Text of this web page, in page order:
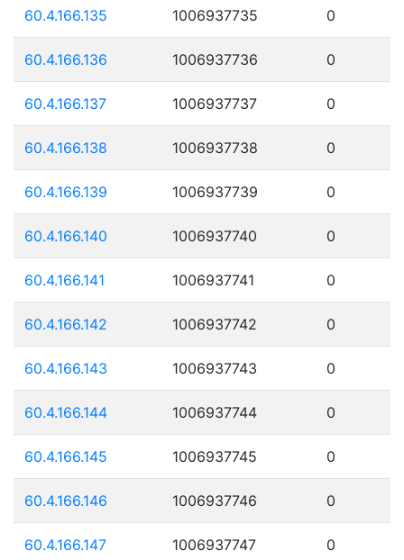
60.4.166.135 1006937735 0
60.4.166.136 1006937736 0
60.4.166.137 1006937737 0
60.4.166.138 1006937738 0
60.4.166.139 1006937739 0
60.4.166.140 1006937740 0
60.4.166.141 1006937741 0
60.4.166.142 1006937742 0
60.4.166.143 1006937743 0
60.4.166.144 1006937744 0
60.4.166.145 1006937745 0
60.4.166.146 1006937746 0
60.4.166.147 1006937747 0